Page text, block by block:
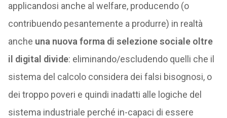
applicandosi anche al welfare, producendo (o
contribuendo pesantemente a produrre) in realtà
anche una nuova forma di selezione sociale oltre
il digital divide: eliminando/escludendo quelli che il
sistema del calcolo considera dei falsi bisognosi, o
dei troppo poveri e quindi inadatti alle logiche del
sistema industriale perché in-capaci di essere